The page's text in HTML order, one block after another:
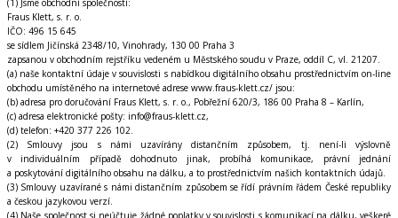
(1) Jsme obchodní společností:
Fraus Klett, s. r. o.
IČO: 496 15 645
se sídlem Jičínská 2348/10, Vinohrady, 130 00 Praha 3
zapsanou v obchodním rejstříku vedeném u Městského soudu v Praze, oddíl C, vl. 21207.
(a) naše kontaktní údaje v souvislosti s nabídkou digitálního obsahu prostřednictvím on-line
obchodu umístěného na internetové adrese www.fraus-klett.cz/ jsou:
(b) adresa pro doručování Fraus Klett, s. r. o., Pobřežní 620/3, 186 00 Praha 8 – Karlín,
(c) adresa elektronické pošty: info@fraus-klett.cz,
(d) telefon: +420 377 226 102.
(2) Smlouvy jsou s námi uzavírány distančním způsobem, tj. není-li výslovně
v individuálním případě dohodnuto jinak, probíhá komunikace, právní jednání
a poskytování digitálního obsahu na dálku, a to prostřednictvím našich kontaktních údajů.
(3) Smlouvy uzavírané s námi distančním způsobem se řídí právním řádem České republiky
a českou jazykovou verzí.